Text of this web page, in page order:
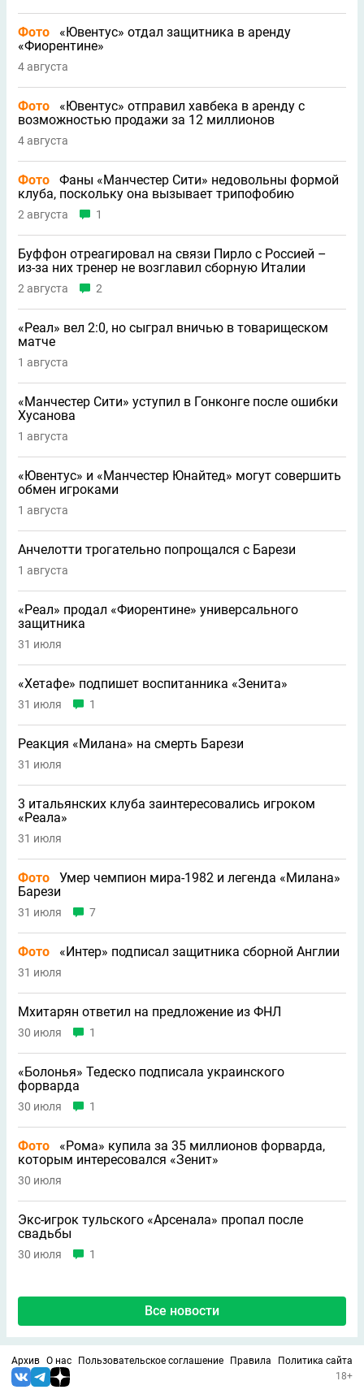
Фото
«Ювентус» отдал защитника в аренду
«Фиорентине»
4 августа
Фото
«Ювентус» отправил хавбека в аренду с
возможностью продажи за 12 миллионов
4 августа
Фото
Фаны «Манчестер Сити» недовольны формой
клуба, поскольку она вызывает трипофобию
2 августа 1
Буффон отреагировал на связи Пирло с Россией –
из-за них тренер не возглавил сборную Италии
2 августа 2
«Реал» вел 2:0, но сыграл вничью в товарищеском
матче
1 августа
«Манчестер Сити» уступил в Гонконге после ошибки
Хусанова
1 августа
«Ювентус» и «Манчестер Юнайтед» могут совершить
обмен игроками
1 августа
Анчелотти трогательно попрощался с Барези
1 августа
«Реал» продал «Фиорентине» универсального
защитника
31 июля
«Хетафе» подпишет воспитанника «Зенита»
31 июля 1
Реакция «Милана» на смерть Барези
31 июля
3 итальянских клуба заинтересовались игроком
«Реала»
31 июля
Фото
Умер чемпион мира-1982 и легенда «Милана»
Барези
31 июля 7
Фото «Интер» подписал защитника сборной Англии
31 июля
Мхитарян ответил на предложение из ФНЛ
30 июля 1
«Болонья» Тедеско подписала украинского
форварда
30 июля 1
Фото
«Рома» купила за 35 миллионов форварда,
которым интересовался «Зенит»
30 июля
Экс-игрок тульского «Арсенала» пропал после
свадьбы
30 июля 1
Все новости
Архив О нас Пользовательское соглашение Правила
Политика сайта
18+